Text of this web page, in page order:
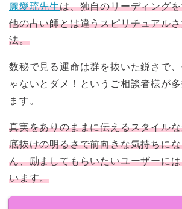
麗愛琉先生は、独自のリーディング
他の占い師とは違うスピリチュアル
法。
数秘で見る運命は群を抜いた鋭さで
ゃないとダメ！というご相談者様が
ます。
真実をありのままに伝えるスタイル
底抜けの明るさで前向きな気持ちに
ん、励ましてもらいたいユーザーに
います。